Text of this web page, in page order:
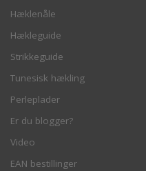
Hæklenåle
Hækleguide
Strikkeguide
Tunesisk hækling
Perleplader
Er du blogger?
Video
EAN bestillinger